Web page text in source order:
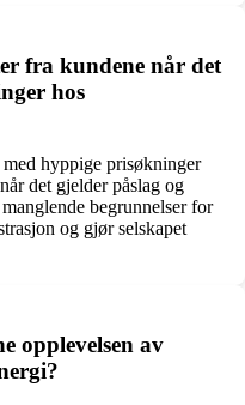
fra kundene når det
hos
hyppige prisøkninger
det gjelder påslag og
begrunnelser for
og gjør selskapet
opplevelsen av